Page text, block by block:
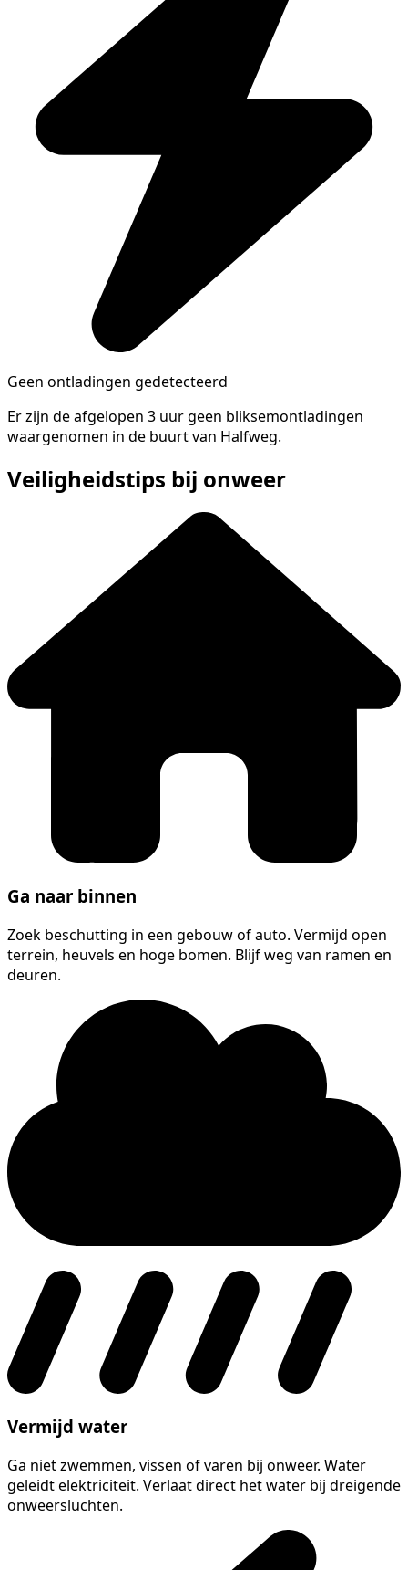
Geen ontladingen gedetecteerd
Er zijn de afgelopen 3 uur geen bliksemontladingen
waargenomen in de buurt van Halfweg.
Veiligheidstips bij onweer
Ga naar binnen
Zoek beschutting in een gebouw of auto. Vermijd open
terrein, heuvels en hoge bomen. Blijf weg van ramen en
deuren.
Vermijd water
Ga niet zwemmen, vissen of varen bij onweer. Water
geleidt elektriciteit. Verlaat direct het water bij dreigende
onweersluchten.